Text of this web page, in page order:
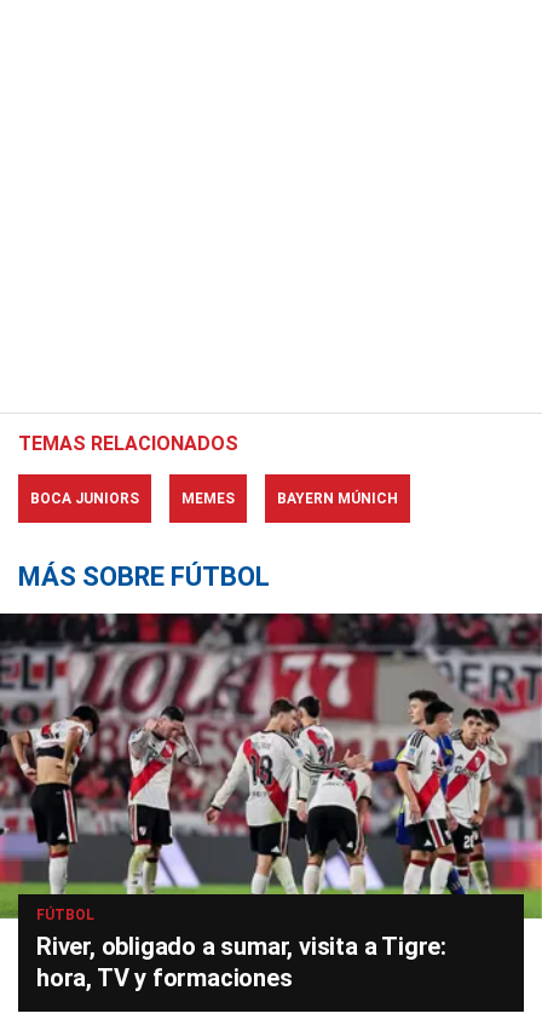
TEMAS RELACIONADOS
BOCA JUNIORS MEMES BAYERN MÚNICH
MÁS SOBRE FÚTBOL
FÚTBOL
River, obligado a sumar, visita a Tigre:
hora, TV y formaciones